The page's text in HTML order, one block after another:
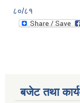
८०/८१
बजेट तथा